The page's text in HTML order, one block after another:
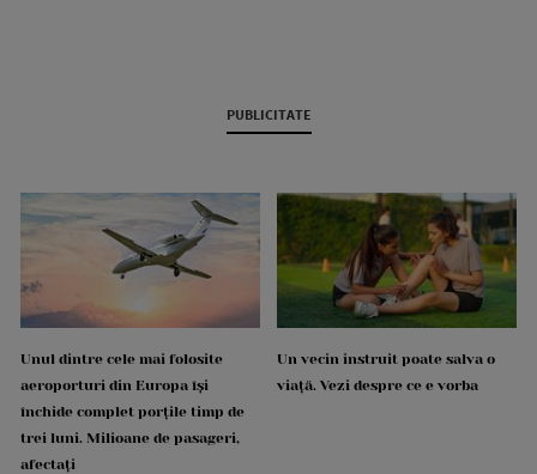
PUBLICITATE
Unul dintre cele mai folosite
aeroporturi din Europa își
închide complet porțile timp de
trei luni. Milioane de pasageri,
afectați
Un vecin instruit poate salva o
viață. Vezi despre ce e vorba